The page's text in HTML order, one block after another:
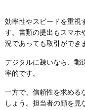
効率性やスピードを重視
す。書類の提出もスマホ
況であっても取引ができ
デジタルに疎いなら、郵
率的です。
一方で、信頼性を求める
しょう。担当者の顔を見